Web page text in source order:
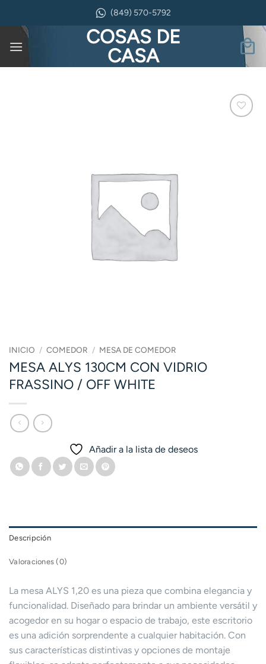
contenido
(849) 570-5792
COSAS DE
CASA
INICIO / COMEDOR / MESA DE COMEDOR
MESA ALYS 130CM CON VIDRIO
FRASSINO / OFF WHITE
Añadir a la lista de deseos
Descripción
Valoraciones (0)
La mesa ALYS 1,20 es una pieza que combina elegancia y
funcionalidad. Diseñado para brindar un ambiente versátil y
acogedor en su hogar o espacio de trabajo, este escritorio
es una adición sorprendente a cualquier habitación. Con
sus características distintivas y opciones de montaje